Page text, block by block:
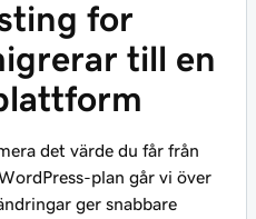
for
till en
det värde du får från
plan går vi över
ger snabbare